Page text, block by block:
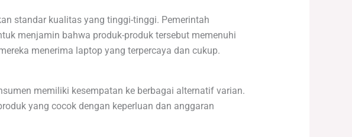
standar kualitas yang tinggi-tinggi. Pemerintah
menjamin bahwa produk-produk tersebut memenuhi
menerima laptop yang terpercaya dan cukup.
memiliki kesempatan ke berbagai alternatif varian.
yang cocok dengan keperluan dan anggaran